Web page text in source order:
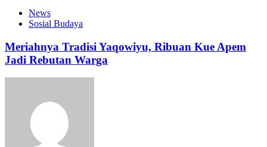
News
Sosial Budaya
Meriahnya Tradisi Yaqowiyu, Ribuan Kue Apem
Jadi Rebutan Warga